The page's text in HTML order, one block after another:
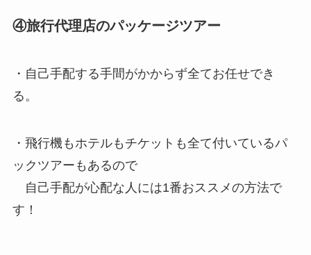
④旅行代理店のパッケージツアー
・自己手配する手間がかからず全てお任せでき
る。
・飛行機もホテルもチケットも全て付いているパ
ックツアーもあるので
自己手配が心配な人には1番おススメの方法で
す！